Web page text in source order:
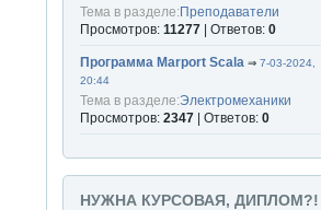
Тема в разделе:Преподаватели
Просмотров:11277 | Ответов:0
Программа Marport Scala ⇒7-03-2024,
20:44
Тема в разделе:Электромеханики
Просмотров:2347 | Ответов:0
НУЖНА КУРСОВАЯ, ДИПЛОМ?!